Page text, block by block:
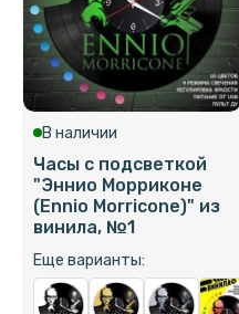
В наличии
Часы с подсветкой
"Эннио Морриконе
(Ennio Morricone)" из
винила, №1
Еще варианты: